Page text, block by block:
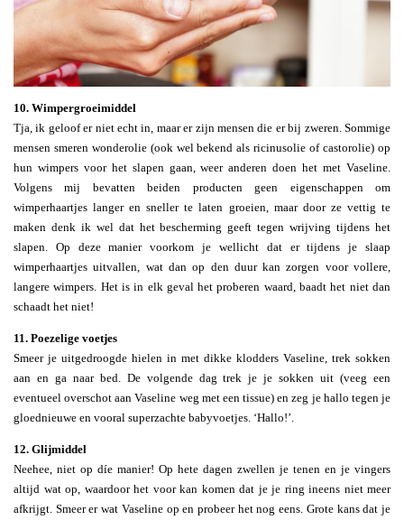
10. Wimpergroeimiddel
Tja, ik geloof er niet echt in, maar er zijn mensen die er bij zweren. Sommige
mensen smeren wonderolie (ook wel bekend als ricinusolie of castorolie) op
hun wimpers voor het slapen gaan, weer anderen doen het met Vaseline.
Volgens mij bevatten beiden producten geen eigenschappen om
wimperhaartjes langer en sneller te laten groeien, maar door ze vettig te
maken denk ik wel dat het bescherming geeft tegen wrijving tijdens het
slapen. Op deze manier voorkom je wellicht dat er tijdens je slaap
wimperhaartjes uitvallen, wat dan op den duur kan zorgen voor vollere,
langere wimpers. Het is in elk geval het proberen waard, baadt het niet dan
schaadt het niet!
11. Poezelige voetjes
Smeer je uitgedroogde hielen in met dikke klodders Vaseline, trek sokken
aan en ga naar bed. De volgende dag trek je je sokken uit (veeg een
eventueel overschot aan Vaseline weg met een tissue) en zeg je hallo tegen je
gloednieuwe en vooral superzachte babyvoetjes. ‘Hallo!’.
12. Glijmiddel
Neehee, niet op díe manier! Op hete dagen zwellen je tenen en je vingers
altijd wat op, waardoor het voor kan komen dat je je ring ineens niet meer
afkrijgt. Smeer er wat Vaseline op en probeer het nog eens. Grote kans dat je